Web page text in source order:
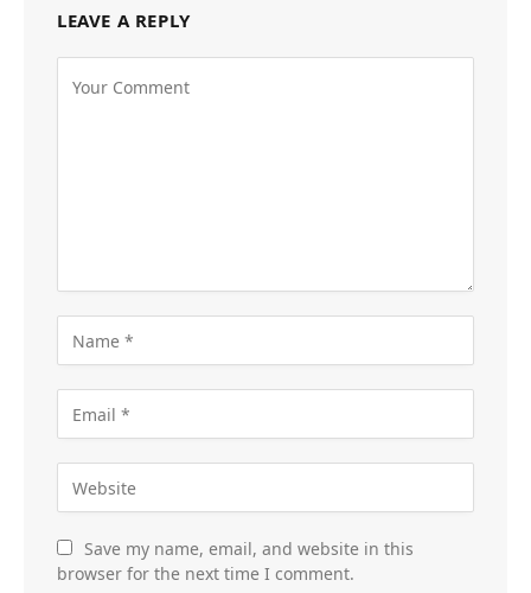
LEAVE A REPLY
Save my name, email, and website in this
browser for the next time I comment.